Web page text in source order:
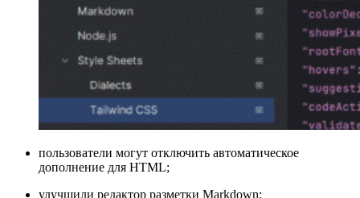
пользователи могут отключить автоматическое
дополнение для HTML;
улучшили редактор разметки Markdown;